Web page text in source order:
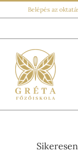
KihagyásBelépés az